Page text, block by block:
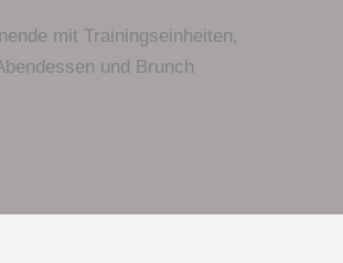
mit Trainingseinheiten,
und Brunch